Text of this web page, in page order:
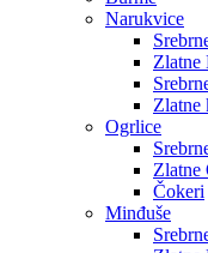
Narukvice
Zlatne
Zlatne
Ogrlice
Zlatne
Čokeri
Minđuše